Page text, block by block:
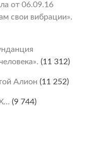
от 06.09.16
свои вибрации».
(11 312)
Алион (11 252)
(9 744)